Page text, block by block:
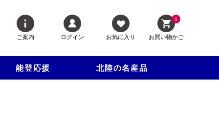
ご案内 ログイン お気に入り
0
お買い物かご
能登応援 北陸の名産品